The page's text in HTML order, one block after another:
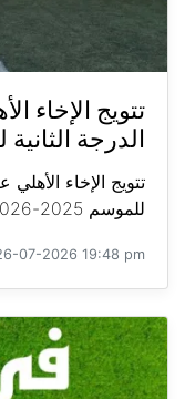
تتويج الإخاء
الدرجة الثانية
تتويج الإخاء
للموسم 2025-2026 ...
07-2026 19:48 pm